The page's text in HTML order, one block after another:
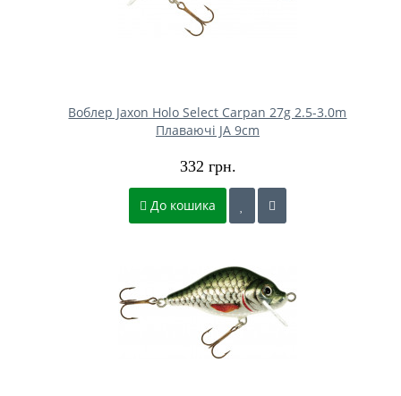
Воблер Jaxon Holo Select Carpan 27g 2.5-3.0m
Плаваючі JA 9cm
332 грн.
До кошика